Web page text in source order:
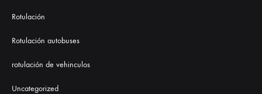
Rotulación
Rotulación autobuses
rotulación de vehinculos
Uncategorized